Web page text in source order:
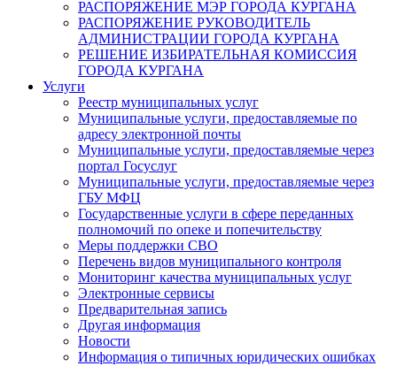
РАСПОРЯЖЕНИЕ МЭР ГОРОДА КУРГАНА
РАСПОРЯЖЕНИЕ РУКОВОДИТЕЛЬ
АДМИНИСТРАЦИИ ГОРОДА КУРГАНА
РЕШЕНИЕ ИЗБИРАТЕЛЬНАЯ КОМИССИЯ
ГОРОДА КУРГАНА
Услуги
Реестр муниципальных услуг
Муниципальные услуги, предоставляемые по
адресу электронной почты
Муниципальные услуги, предоставляемые через
портал Госуслуг
Муниципальные услуги, предоставляемые через
ГБУ МФЦ
Государственные услуги в сфере переданных
полномочий по опеке и попечительству
Меры поддержки СВО
Перечень видов муниципального контроля
Мониторинг качества муниципальных услуг
Электронные сервисы
Предварительная запись
Другая информация
Новости
Информация о типичных юридических ошибках